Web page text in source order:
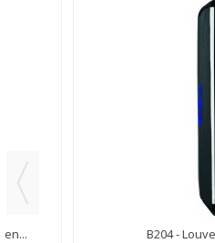
B204 - Louver voor